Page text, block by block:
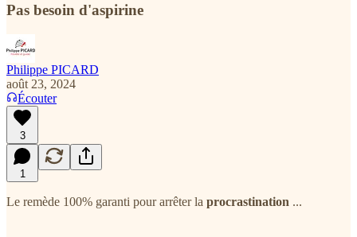
Pas besoin d'aspirine
Philippe PICARD
août 23, 2024
Écouter
3
1
Le remède 100% garanti pour arrêter la procrastination ...